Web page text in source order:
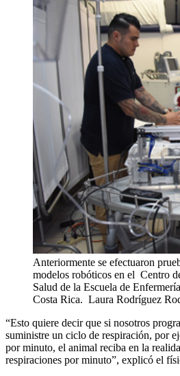
Anteriormente se efectuaron
modelos robóticos en el Centro
Salud de la Escuela de
Costa Rica. Laura Rodríguez
“Esto quiere decir que si nosotros
suministre un ciclo de respiración, por
por minuto, el animal reciba en la
respiraciones por minuto”, explicó el